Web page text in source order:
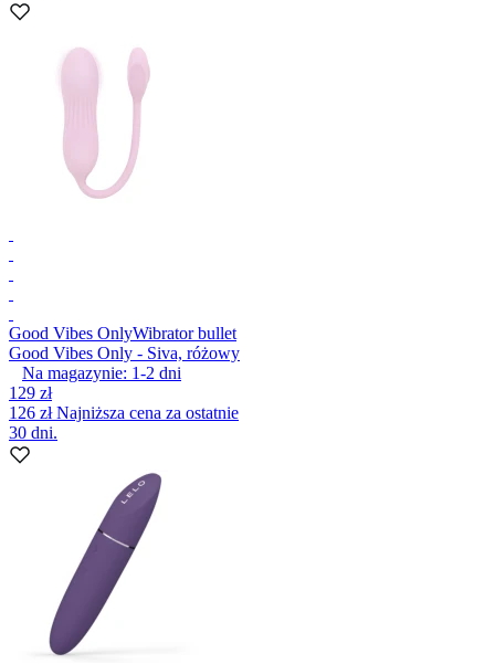
Good Vibes OnlyWibrator bullet
Good Vibes Only - Siva, różowy
Na magazynie: 1-2 dni
129 zł
126 złNajniższa cena za ostatnie
30 dni.